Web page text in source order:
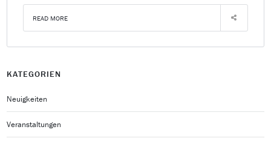
READ MORE
KATEGORIEN
Neuigkeiten
Veranstaltungen